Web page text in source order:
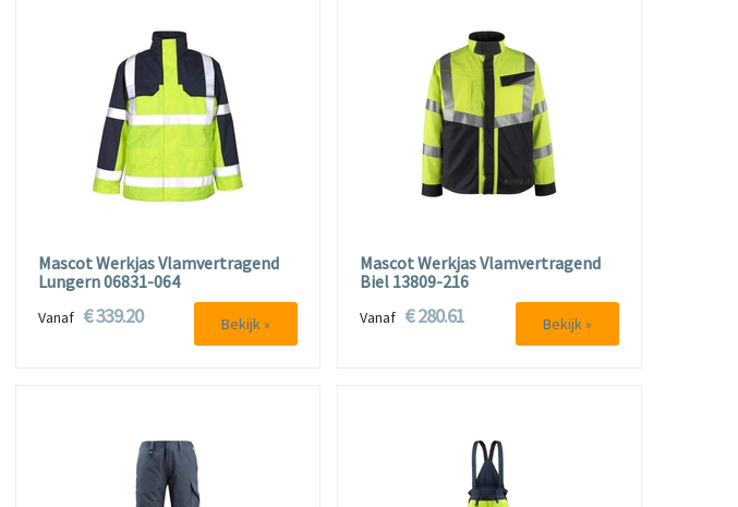
Mascot Werkjas Vlamvertragend
Lungern 06831-064
Vanaf € 339.20 Bekijk »
Mascot Werkjas Vlamvertragend
Biel 13809-216
Vanaf € 280.61 Bekijk »